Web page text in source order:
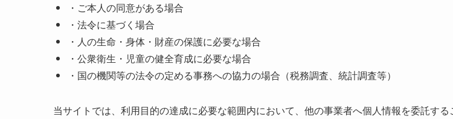
・ご本人の同意がある場合
・法令に基づく場合
・人の生命・身体・財産の保護に必要な場合
・公衆衛生・児童の健全育成に必要な場合
・国の機関等の法令の定める事務への協力の場合（税務調査、統計調査等）
当サイトでは、利用目的の達成に必要な範囲内において、他の事業者へ個人情報を委託する